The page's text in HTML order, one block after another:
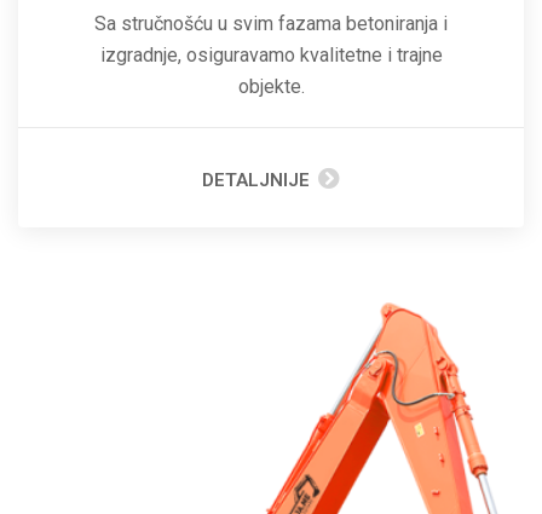
Sa stručnošću u svim fazama betoniranja i
izgradnje, osiguravamo kvalitetne i trajne
objekte.
DETALJNIJE